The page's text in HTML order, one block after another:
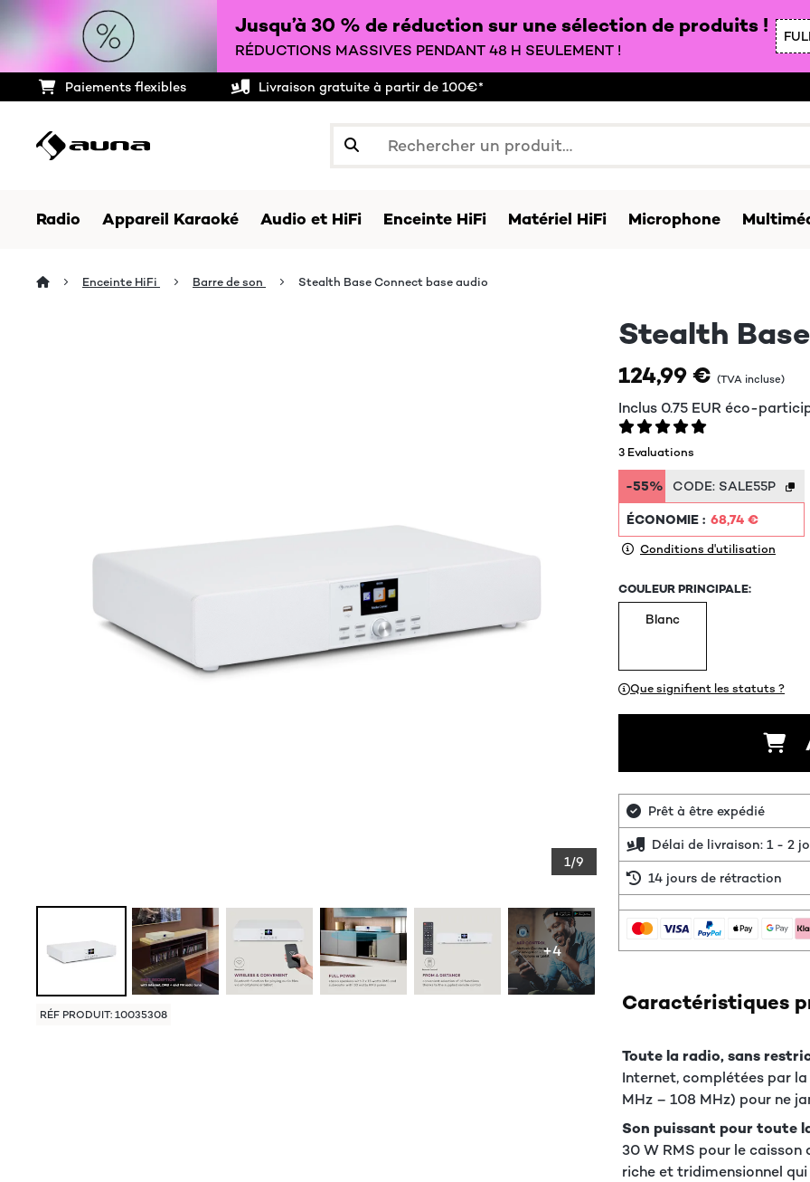
Jusqu’à 30 % de réduction sur une sélection de produits !
RÉDUCTIONS MASSIVES PENDANT 48 H SEULEMENT !
Paiements flexibles Livraison gratuite à partir de 100€*
Radio Appareil Karaoké Audio et HiFi Enceinte HiFi Matériel HiFi Microphone
Enceinte HiFi Barre de son Stealth Base Connect base audio
1/9
+4
RÉF PRODUIT: 10035308
Stealth
124,99 € (TVA incluse)
Inclus 0.75 EURéco-
3 Evaluations
-55% CODE: SALE55P
ÉCONOMIE : 68,74 €
Conditions d'utilisation
COULEUR PRINCIPALE:
Blanc
Que signifient les statuts ?
Prêt à être expédié
Délai de livraison: 1 - 2
14 jours de rétraction
Caractéristiques
Toute la radio, sans
Internet, complétées par la
MHz – 108 MHz) pour ne
Son puissant pour toute
30 W RMS pour le caisson
riche et tridimensionnel